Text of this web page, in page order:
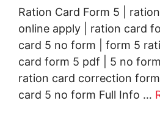
Ration Card Form 5 |
online apply | ration card
card 5 no form | form 5
card form 5 pdf | 5 no
ration card correction
card 5 no form Full Info …